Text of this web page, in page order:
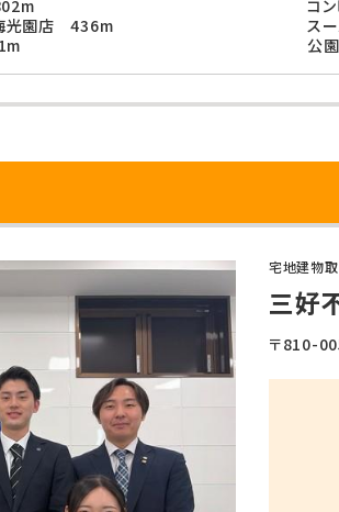
コ
光園店 436m
ス
公
宅地建物
三好
〒810-